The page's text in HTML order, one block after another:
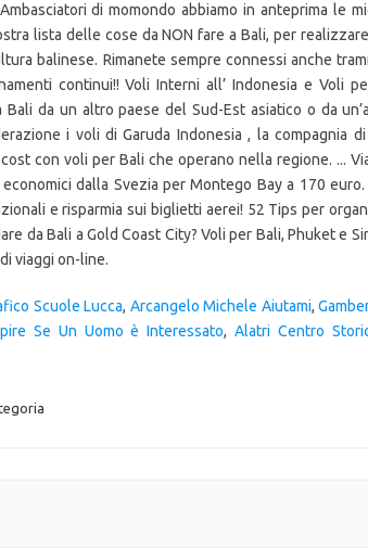
di momondo abbiamo in anteprima le
lista delle cose da NON fare a Bali, per
balinese. Rimanete sempre connessi anche
continui!! Voli Interni all’ Indonesia e Voli
Bali da un altro paese del Sud-Est asiatico o da
i voli di Garuda Indonesia , la compagnia
con voli per Bali che operano nella regione. ...
dalla Svezia per Montego Bay a 170
e risparmia sui biglietti aerei! 52 Tips per
da Bali a Gold Coast City? Voli per Bali, Phuket e
viaggi on-line.
Scuole Lucca, Arcangelo Michele Aiutami,
Se Un Uomo è Interessato, Alatri Centro